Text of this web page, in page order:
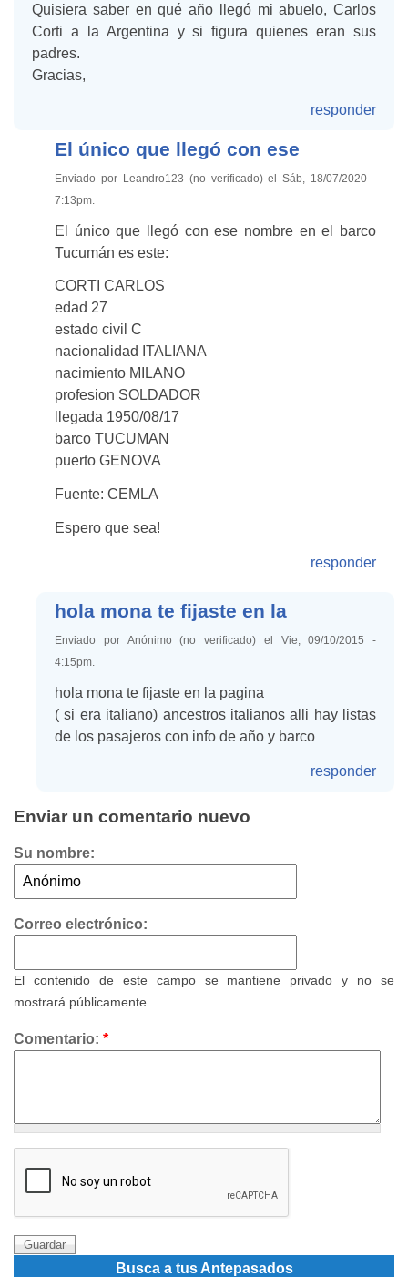
Quisiera saber en qué año llegó mi abuelo, Carlos
Corti a la Argentina y si figura quienes eran sus
padres.
Gracias,
responder
El único que llegó con ese
Enviado por Leandro123 (no verificado) el Sáb, 18/07/2020 -
7:13pm.
El único que llegó con ese nombre en el barco
Tucumán es este:
CORTI CARLOS
edad 27
estado civil C
nacionalidad ITALIANA
nacimiento MILANO
profesion SOLDADOR
llegada 1950/08/17
barco TUCUMAN
puerto GENOVA
Fuente: CEMLA
Espero que sea!
responder
hola mona te fijaste en la
Enviado por Anónimo (no verificado) el Vie, 09/10/2015 -
4:15pm.
hola mona te fijaste en la pagina
( si era italiano) ancestros italianos alli hay listas
de los pasajeros con info de año y barco
responder
Enviar un comentario nuevo
Su nombre:
Correo electrónico:
El contenido de este campo se mantiene privado y no se
mostrará públicamente.
Comentario: *
Busca a tus Antepasados